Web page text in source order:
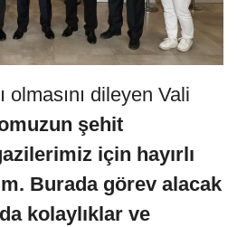
olmasını dileyen Vali
şehit
için hayırlı
Burada görev alacak
kolaylıklar ve